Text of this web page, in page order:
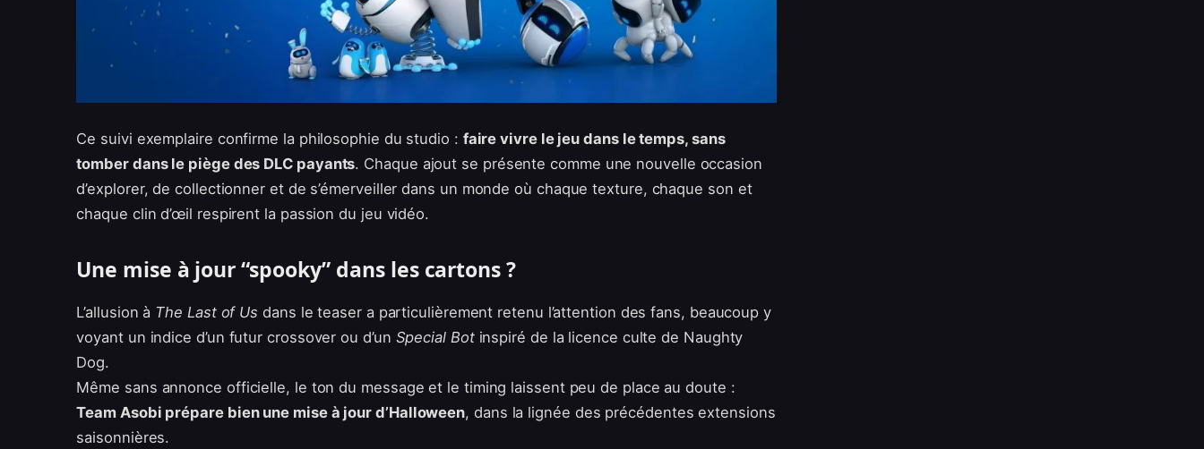
Ce suivi exemplaire confirme la philosophie du studio : faire vivre le jeu dans le temps, sans
tomber dans le piège des DLC payants. Chaque ajout se présente comme une nouvelle occasion
d’explorer, de collectionner et de s’émerveiller dans un monde où chaque texture, chaque son et
chaque clin d’œil respirent la passion du jeu vidéo.
Une mise à jour “spooky” dans les cartons ?
L’allusion à The Last of Us dans le teaser a particulièrement retenu l’attention des fans, beaucoup y
voyant un indice d’un futur crossover ou d’un Special Botinspiré de la licence culte de Naughty
Dog.
Même sans annonce officielle, le ton du message et le timing laissent peu de place au doute :
Team Asobi prépare bien une mise à jour d’Halloween, dans la lignée des précédentes extensions
saisonnières.